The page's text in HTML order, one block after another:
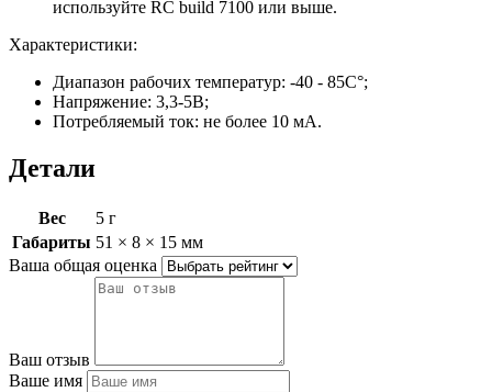
используйте RC build 7100 или выше.
Характеристики:
Диапазон рабочих температур: -40 - 85С°;
Напряжение: 3,3-5В;
Потребляемый ток: не более 10 мА.
Детали
Вес
5 г
Габариты 51 × 8 × 15 мм
Ваша общая оценка
Ваш отзыв
Ваше имя